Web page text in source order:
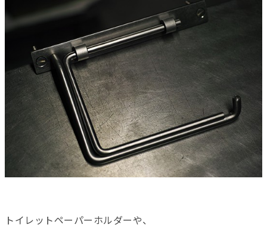
トイレットペーパーホルダーや、